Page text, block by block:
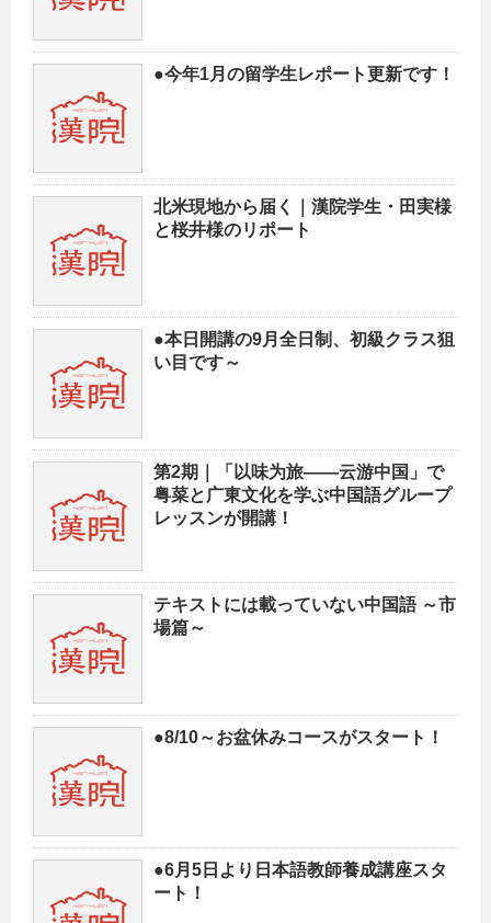
●今年1月の留学生レポート更新です！
北米現地から届く｜漢院学生・田実様
と桜井様のリポート
●本日開講の9月全日制、初級クラス狙
い目です～
第2期｜「以味为旅——云游中国」で
粤菜と广東文化を学ぶ中国語グループ
レッスンが開講！
テキストには載っていない中国語 ～市
場篇～
●8/10～お盆休みコースがスタート！
●6月5日より日本語教師養成講座スタ
ート！